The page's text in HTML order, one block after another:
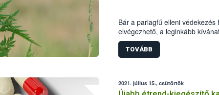
Bár a parlagfű elleni
elvégezhető, a leginkább
védekezés lenne. Ismert
számára idegen helyre kerül,
múlva követik őt a természetes
jelenleg is sokakat foglalkoztat
TOVÁBB
2021. július 15., csütörtök